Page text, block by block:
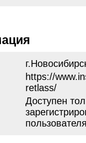
https://
retlass/
Доступен